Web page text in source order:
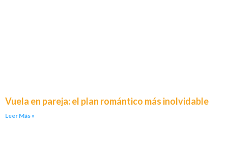
Vuela en pareja: el plan romántico más inolvidable
Leer Más »